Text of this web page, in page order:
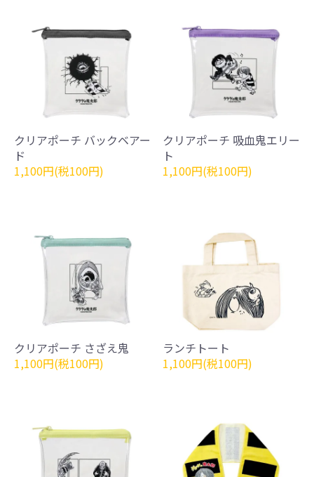
クリアポーチ バックベアー
ド
1,100円(税100円)
クリアポーチ 吸血鬼エリー
ト
1,100円(税100円)
クリアポーチ さざえ鬼
1,100円(税100円)
ランチトート
1,100円(税100円)